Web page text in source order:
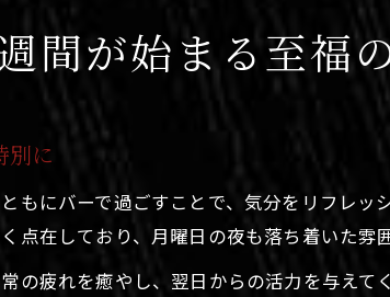
札幌市中央区で叶える心地よい
バー選びで叶う札幌市中央
音楽とともに過ごすバーの
DJバー札幌で味わう大人
生演奏バーで始める自分ら
間が始まる至福
別に
もにバーで過ごすことで、気分をリフレ
点在しており、月曜日の夜も落ち着いた雰
の疲れを癒やし、翌日からの活力を与え